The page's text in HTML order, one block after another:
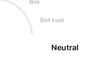
Beli
Beli kuat
Neutral